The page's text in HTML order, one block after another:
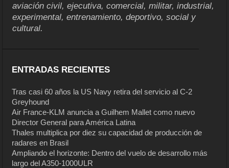
aviación civil, ejecutiva, comercial, militar, industrial,
experimental, entrenamiento, deportivo, social y
cultural.
ENTRADAS RECIENTES
Tras casi 60 años la US Navy retira del servicio al C-2
Greyhound
Air France-KLM anuncia a Guilhem Mallet como nuevo
Director General para América Latina
Thales multiplica por diez su capacidad de producción de
radares en Brasil
Ampliando el horizonte: Dentro del vuelo de desarrollo más
largo del A350-1000ULR